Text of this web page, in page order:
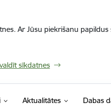
Ar Jūsu piekrišanu
sīkdatnes
Aktualitātes Dabas